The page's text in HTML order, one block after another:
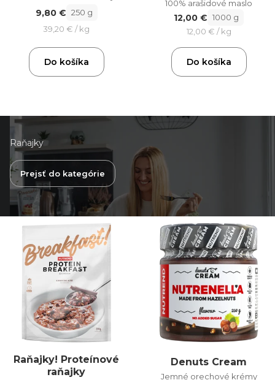
9,80 € 250 g
39,20 € / kg
Do košíka
100% arašidové maslo
12,00 € 1000 g
12,00 € / kg
Do košíka
Raňajky
Prejsť do kategórie
Raňajky! Proteínové
raňajky
Denuts Cream
Jemné orechové krémy